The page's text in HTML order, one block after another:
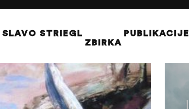
SLAVO STRIEGL
ZBIRKA
PUBLIKACIJE